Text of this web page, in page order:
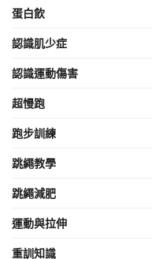
蛋白飲
認識肌少症
認識運動傷害
超慢跑
跑步訓練
跳繩教學
跳繩減肥
運動與拉伸
重訓知識